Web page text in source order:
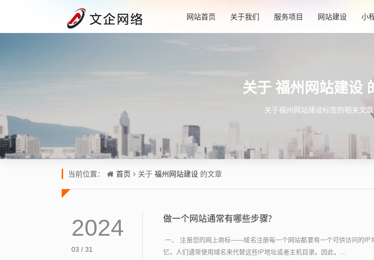
网站首页 关于我们 服务项目 网站建设 小
关于 福州网站建设
关于福州网站建设标签的相关文
当前位置： 首页 关于 福州网站建设 的文章
2024
03 / 31
做一个网站通常有哪些步骤?
一、 注册您的网上商标——域名注册每一个网站都要有一个可供访问的IP
忆，人们通常使用域名来代替这些IP地址或者主机目录。因此，...